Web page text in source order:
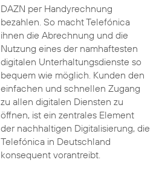
DAZN per Handyrechnung
bezahlen. So macht Telefónica
ihnen die Abrechnung und die
Nutzung eines der namhaftesten
digitalen Unterhaltungsdienste so
bequem wie möglich. Kunden den
einfachen und schnellen Zugang
zu allen digitalen Diensten zu
öffnen, ist ein zentrales Element
der nachhaltigen Digitalisierung, die
Telefónica in Deutschland
konsequent vorantreibt.